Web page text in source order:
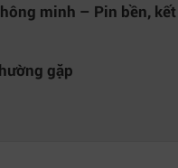
minh – Pin bền,
gặp